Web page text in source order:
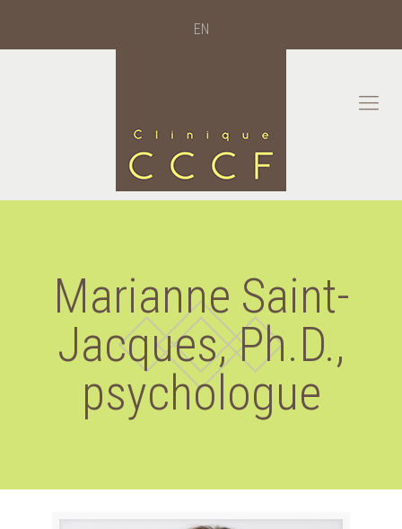
EN
Marianne Saint-
Jacques, Ph.D.,
psychologue